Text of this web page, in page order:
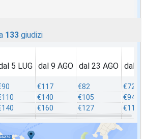
133 giudizi
5 LUG dal 9 AGO
€117
€140
€160
dal 23 AGO
€82
€105
€127
dal
€72
€94
€117